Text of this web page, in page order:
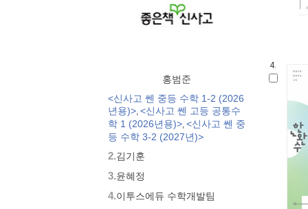
홍범준
<신사고 쎈 중등 수학 1-2 (2026
년용)>, <신사고 쎈 고등 공통수
학 1 (2026년용)>, <신사고 쎈 중
등 수학 3-2 (2027년)>
2.김기훈
3.윤혜정
4.이투스에듀 수학개발팀
4.